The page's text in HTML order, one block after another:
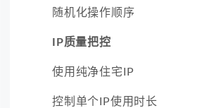
随机化操作顺序
IP质量把控
使用纯净住宅IP
控制单个IP使用时长